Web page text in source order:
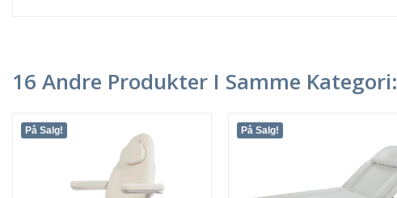
16 Andre Produkter I Samme Kategori:
På Salg! På Salg!